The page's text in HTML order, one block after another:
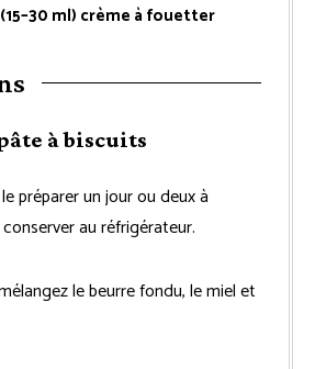
(15–30 ml) crème à fouetter
à biscuits
préparer un jour ou deux à
au réfrigérateur.
le beurre fondu, le miel et